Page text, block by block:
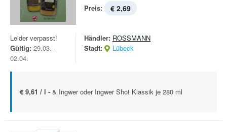
Preis: € 2,69
Leider verpasst!
Gültig: 29.03. -
02.04.
Händler: ROSSMANN
Stadt:
Lübeck
€ 9,61 / l - & Ingwer oder Ingwer Shot Klassik je 280 ml